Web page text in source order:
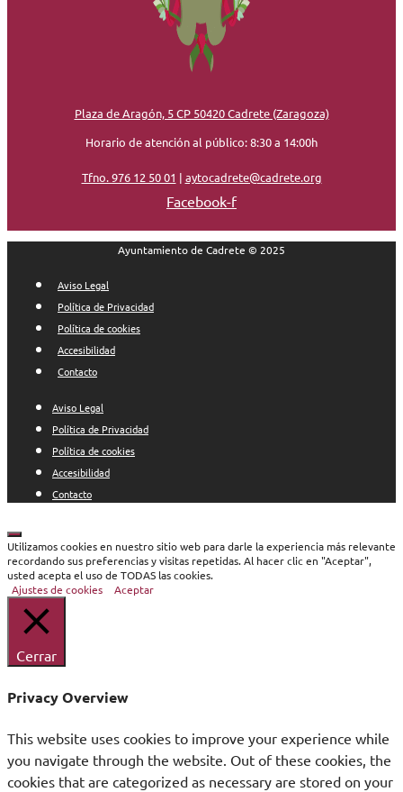
Plaza de Aragón, 5 CP 50420 Cadrete (Zaragoza)
Horario de atención al público: 8:30 a 14:00h
Tfno. 976 12 50 01 | aytocadrete@cadrete.org
Facebook-f
Ayuntamiento de Cadrete © 2025
Aviso Legal
Política de Privacidad
Política de cookies
Accesibilidad
Contacto
Aviso Legal
Política de Privacidad
Política de cookies
Accesibilidad
Contacto
Cerrar
Utilizamos cookies en nuestro sitio web para darle la experiencia más relevante
recordando sus preferencias y visitas repetidas. Al hacer clic en "Aceptar",
usted acepta el uso de TODAS las cookies.
Ajustes de cookies
Aceptar
Cerrar
Privacy Overview
This website uses cookies to improve your experience while
you navigate through the website. Out of these cookies, the
cookies that are categorized as necessary are stored on your